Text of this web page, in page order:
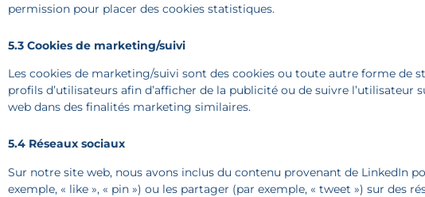
permission pour placer des cookies statistiques.
5.3 Cookies de marketing/suivi
Les cookies de marketing/suivi sont des cookies ou toute autre forme de
profils d’utilisateurs afin d’afficher de la publicité ou de suivre l’utilisateur
web dans des finalités marketing similaires.
5.4 Réseaux sociaux
Sur notre site web, nous avons inclus du contenu provenant de LinkedIn
exemple, « like », « pin ») ou les partager (par exemple, « tweet ») sur des